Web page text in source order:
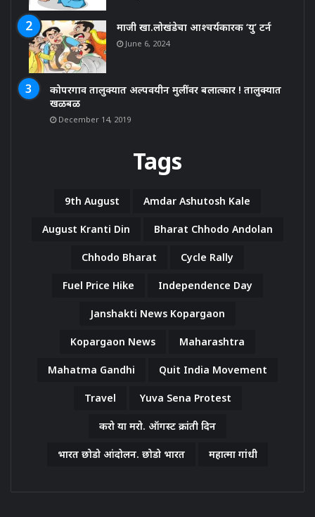
माजी खा.लोखंडेचा आश्चर्यकारक ‘यु’ टर्न
June 6, 2024
कोपरगाव तालुक्यात अल्पवयीन मुलींवर बलात्कार ! तालुक्यात
खळबळ
December 14, 2019
Tags
9th August Amdar Ashutosh Kale
August Kranti Din Bharat Chhodo Andolan
Chhodo Bharat Cycle Rally
Fuel Price Hike Independence Day
Janshakti News Kopargaon
Kopargaon News Maharashtra
Mahatma Gandhi Quit India Movement
Travel Yuva Sena Protest
करो या मरो. ऑगस्ट क्रांती दिन
भारत छोडो आंदोलन. छोडो भारत महात्मा गांधी